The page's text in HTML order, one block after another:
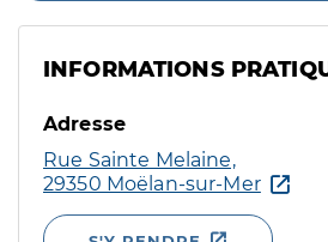
INFORMATIONS
Adresse
Rue Sainte Melaine,
29350 Moëlan-sur-Mer